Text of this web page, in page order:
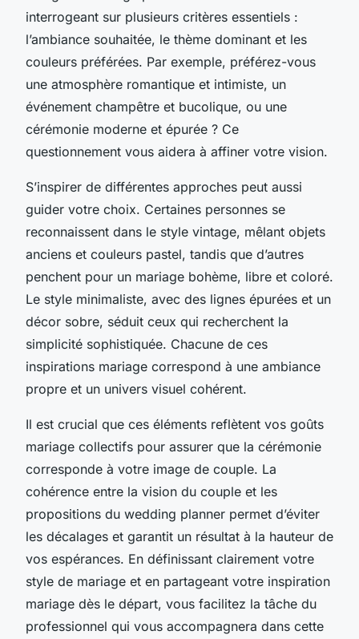
interrogeant sur plusieurs critères essentiels :
l’ambiance souhaitée, le thème dominant et les
couleurs préférées. Par exemple, préférez-vous
une atmosphère romantique et intimiste, un
événement champêtre et bucolique, ou une
cérémonie moderne et épurée ? Ce
questionnement vous aidera à affiner votre vision.
S’inspirer de différentes approches peut aussi
guider votre choix. Certaines personnes se
reconnaissent dans le style vintage, mêlant objets
anciens et couleurs pastel, tandis que d’autres
penchent pour un mariage bohème, libre et coloré.
Le style minimaliste, avec des lignes épurées et un
décor sobre, séduit ceux qui recherchent la
simplicité sophistiquée. Chacune de ces
inspirations mariage correspond à une ambiance
propre et un univers visuel cohérent.
Il est crucial que ces éléments reflètent vos goûts
mariage collectifs pour assurer que la cérémonie
corresponde à votre image de couple. La
cohérence entre la vision du couple et les
propositions du wedding planner permet d’éviter
les décalages et garantit un résultat à la hauteur de
vos espérances. En définissant clairement votre
style de mariage et en partageant votre inspiration
mariage dès le départ, vous facilitez la tâche du
professionnel qui vous accompagnera dans cette